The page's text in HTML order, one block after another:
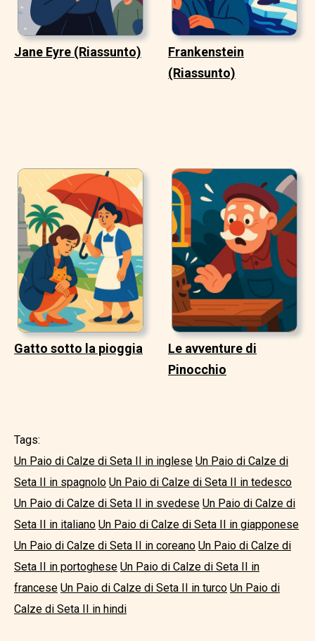
Jane Eyre (Riassunto)
Frankenstein
(Riassunto)
Gatto sotto la pioggia
Le avventure di
Pinocchio
Tags:
Un Paio di Calze di Seta II in inglese Un Paio di Calze di
Seta II in spagnolo Un Paio di Calze di Seta II in tedesco
Un Paio di Calze di Seta II in svedese Un Paio di Calze di
Seta II in italiano Un Paio di Calze di Seta II in giapponese
Un Paio di Calze di Seta II in coreano Un Paio di Calze di
Seta II in portoghese Un Paio di Calze di Seta II in
francese Un Paio di Calze di Seta II in turco Un Paio di
Calze di Seta II in hindi